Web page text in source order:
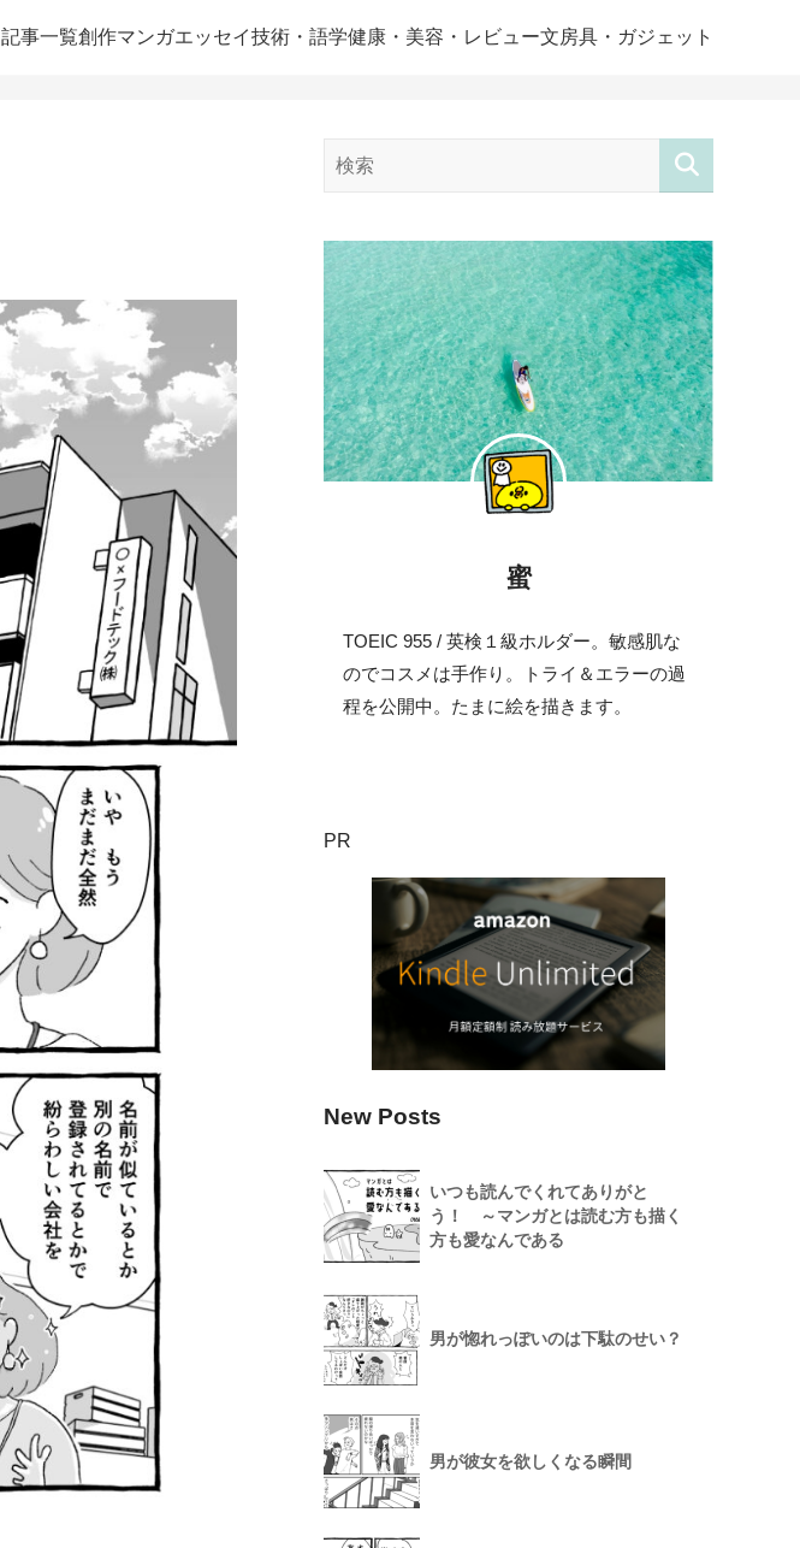
記事一覧創作マンガエッセイ技術・語学健康・美容・レビュー文房具・ガジェット
蜜
TOEIC 955 / 英検１級ホルダー。敏感肌な
のでコスメは手作り。トライ＆エラーの過
程を公開中。たまに絵を描きます。
PR
New Posts
いつも読んでくれてありがと
う！ ～マンガとは読む方も描く
方も愛なんである
男が惚れっぽいのは下駄のせい？
男が彼女を欲しくなる瞬間